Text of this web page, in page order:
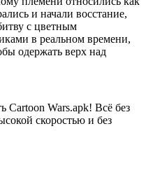
и начали восстание,
с цветным
в реальном времени,
одержать верх над
Cartoon Wars.apk! Всё без
скоростью и без